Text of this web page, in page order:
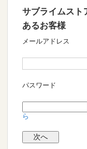
サブライムスト
あるお客様
メールアドレス
パスワード
ら